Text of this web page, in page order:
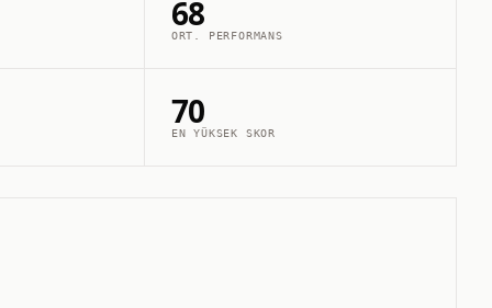
68
ORT. PERFORMANS
70
EN YÜKSEK SKOR